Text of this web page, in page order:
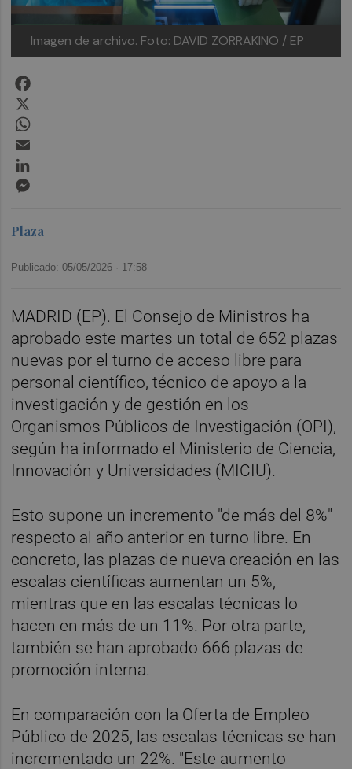
Imagen de archivo. Foto: DAVID ZORRAKINO / EP
Plaza
Publicado: 05/05/2026 · 17:58
MADRID (EP). El Consejo de Ministros ha
aprobado este martes un total de 652 plazas
nuevas por el turno de acceso libre para
personal científico, técnico de apoyo a la
investigación y de gestión en los
Organismos Públicos de Investigación (OPI),
según ha informado el Ministerio de Ciencia,
Innovación y Universidades (MICIU).
Esto supone un incremento "de más del 8%"
respecto al año anterior en turno libre. En
concreto, las plazas de nueva creación en las
escalas científicas aumentan un 5%,
mientras que en las escalas técnicas lo
hacen en más de un 11%. Por otra parte,
también se han aprobado 666 plazas de
promoción interna.
En comparación con la Oferta de Empleo
Público de 2025, las escalas técnicas se han
incrementado un 22%. "Este aumento